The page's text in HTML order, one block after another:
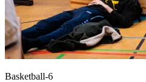
Basketball-6